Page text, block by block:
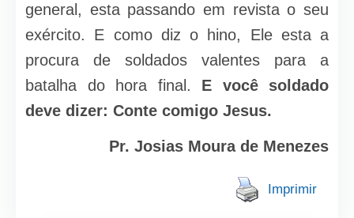
general, esta passando em revista o seu
exército. E como diz o hino, Ele esta a
procura de soldados valentes para a
batalha do hora final. E você soldado
deve dizer: Conte comigo Jesus.
Pr. Josias Moura de Menezes
Imprimir